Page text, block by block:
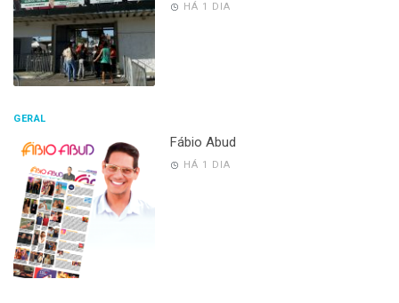
HÁ 1 DIA
GERAL
Fábio Abud
HÁ 1 DIA